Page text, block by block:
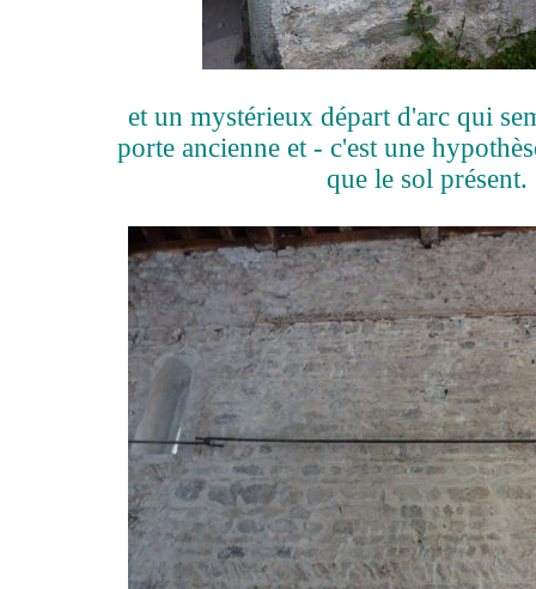
et un mystérieux départ d'arc qui
porte ancienne et - c'est une
que le sol présent.